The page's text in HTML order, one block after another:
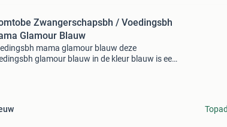
Zwangerschapsbh / Voedingsbh
Glamour Blauw
mama glamour blauw deze
glamour blauw in de kleur blauw is een